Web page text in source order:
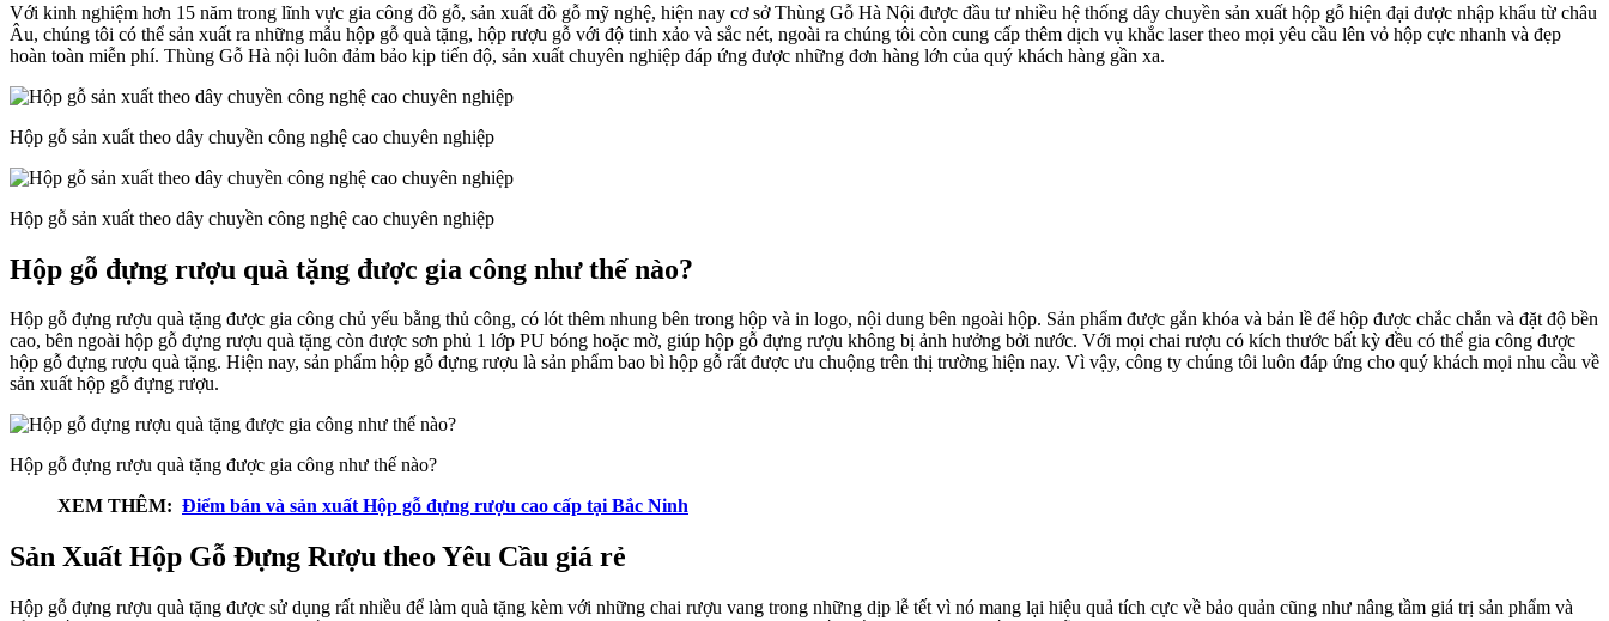
Với kinh nghiệm hơn 15 năm trong lĩnh vực gia công đồ gỗ, sản xuất đồ gỗ mỹ nghệ, hiện nay cơ sở Thùng Gỗ Hà Nội được đầu tư nhiều hệ thống dây chuyền sản xuất hộp gỗ hiện đại được nhập khẩu từ châu
Âu, chúng tôi có thể sản xuất ra những mẫu hộp gỗ quà tặng, hộp rượu gỗ với độ tinh xảo và sắc nét, ngoài ra chúng tôi còn cung cấp thêm dịch vụ khắc laser theo mọi yêu cầu lên vỏ hộp cực nhanh và đẹp
hoàn toàn miễn phí. Thùng Gỗ Hà nội luôn đảm bảo kịp tiến độ, sản xuất chuyên nghiệp đáp ứng được những đơn hàng lớn của quý khách hàng gần xa.
Hộp gỗ sản xuất theo dây chuyền công nghệ cao chuyên nghiệp
Hộp gỗ sản xuất theo dây chuyền công nghệ cao chuyên nghiệp
Hộp gỗ đựng rượu quà tặng được gia công như thế nào?
Hộp gỗ đựng rượu quà tặng được gia công chủ yếu bằng thủ công, có lót thêm nhung bên trong hộp và in logo, nội dung bên ngoài hộp. Sản phẩm được gắn khóa và bản lề để hộp được chắc chắn và đặt độ bền
cao, bên ngoài hộp gỗ đựng rượu quà tặng còn được sơn phủ 1 lớp PU bóng hoặc mờ, giúp hộp gỗ đựng rượu không bị ảnh hưởng bởi nước. Với mọi chai rượu có kích thước bất kỳ đều có thể gia công được
hộp gỗ đựng rượu quà tặng. Hiện nay, sản phẩm hộp gỗ đựng rượu là sản phẩm bao bì hộp gỗ rất được ưu chuộng trên thị trường hiện nay. Vì vậy, công ty chúng tôi luôn đáp ứng cho quý khách mọi nhu cầu về
sản xuất hộp gỗ đựng rượu.
Hộp gỗ đựng rượu quà tặng được gia công như thế nào?
XEM THÊM: Điểm bán và sản xuất Hộp gỗ đựng rượu cao cấp tại Bắc Ninh
Sản Xuất Hộp Gỗ Đựng Rượu theo Yêu Cầu giá rẻ
Hộp gỗ đựng rượu quà tặng được sử dụng rất nhiều để làm quà tặng kèm với những chai rượu vang trong những dịp lễ tết vì nó mang lại hiệu quả tích cực về bảo quản cũng như nâng tầm giá trị sản phẩm và